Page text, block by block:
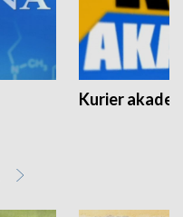
Kurier